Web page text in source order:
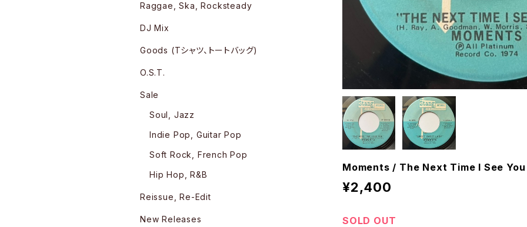
Moments / The Next Time I See You
¥2,400
SOLD OUT
Raggae, Ska, Rocksteady
DJ Mix
Goods (Tシャツ、トートバッグ)
O.S.T.
Sale
Soul, Jazz
Indie Pop, Guitar Pop
Soft Rock, French Pop
Hip Hop, R&B
Reissue, Re-Edit
New Releases